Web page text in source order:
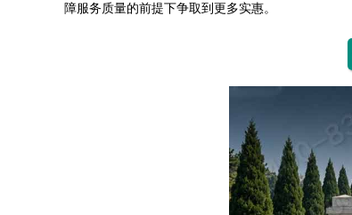
障服务质量的前提下争取到更多实惠。